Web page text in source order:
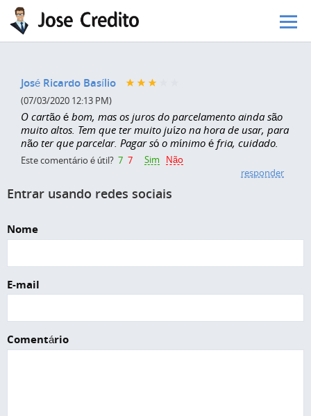
Pular para o conteúdo principal
José Ricardo Basílio
(07/03/2020 12:13 PM)
O cartão é bom, mas os juros do parcelamento ainda são
muito altos. Tem que ter muito juízo na hora de usar, para
não ter que parcelar. Pagar só o mínimo é fria, cuidado.
Este comentário é útil? 7 7 Sim
Não
responder
Entrar usando redes sociais
Nome
E-mail
Comentário